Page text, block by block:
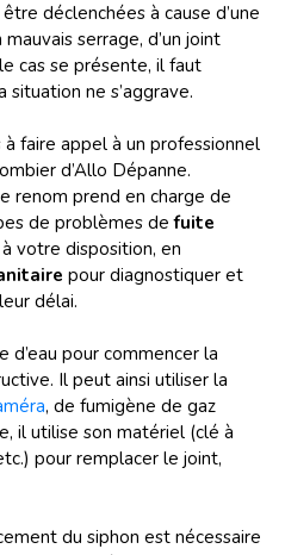
déclenchées à cause d’une
serrage, d’un joint
cas se présente, il faut
ne s’aggrave.
faire appel à un professionnel
d’Allo Dépanne.
renom prend en charge de
de problèmes defuite
votre disposition, en
pour diagnostiquer et
délai.
d’eau pour commencer la
Il peut ainsi utiliser la
, de fumigène de gaz
il utilise son matériel (clé à
pour remplacer le joint,
du siphon est nécessaire